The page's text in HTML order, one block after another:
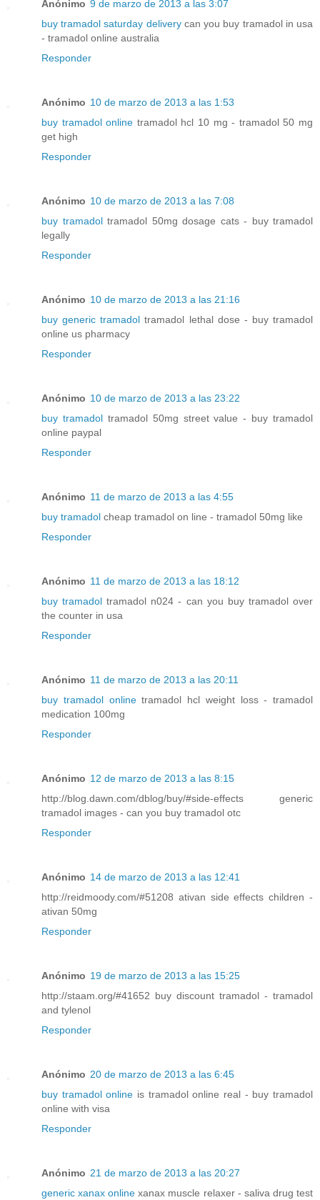
Anónimo 9 de marzo de 2013 a las 3:07
buy tramadol saturday deliverycan you buy tramadol in usa
- tramadol online australia
Responder
Anónimo 10 de marzo de 2013 a las 1:53
buy tramadol online tramadol hcl 10 mg - tramadol 50 mg
get high
Responder
Anónimo 10 de marzo de 2013 a las 7:08
buy tramadoltramadol 50mg dosage cats - buy tramadol
legally
Responder
Anónimo 10 de marzo de 2013 a las 21:16
buy generic tramadol tramadol lethal dose - buy tramadol
online us pharmacy
Responder
Anónimo 10 de marzo de 2013 a las 23:22
buy tramadoltramadol 50mg street value - buy tramadol
online paypal
Responder
Anónimo 11 de marzo de 2013 a las 4:55
buy tramadol cheap tramadol on line - tramadol 50mg like
Responder
Anónimo 11 de marzo de 2013 a las 18:12
buy tramadol tramadol n024 - can you buy tramadol over
the counter in usa
Responder
Anónimo 11 de marzo de 2013 a las 20:11
buy tramadol onlinetramadol hcl weight loss - tramadol
medication 100mg
Responder
Anónimo 12 de marzo de 2013 a las 8:15
http://blog.dawn.com/dblog/buy/#side-effects generic
tramadol images - can you buy tramadol otc
Responder
Anónimo 14 de marzo de 2013 a las 12:41
http://reidmoody.com/#51208 ativan side effects children -
ativan 50mg
Responder
Anónimo 19 de marzo de 2013 a las 15:25
http://staam.org/#41652 buy discount tramadol - tramadol
and tylenol
Responder
Anónimo 20 de marzo de 2013 a las 6:45
buy tramadol online is tramadol online real - buy tramadol
online with visa
Responder
Anónimo 21 de marzo de 2013 a las 20:27
generic xanax online xanax muscle relaxer - saliva drug test